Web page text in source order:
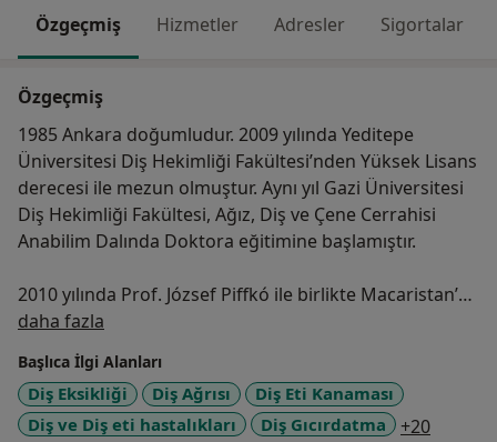
Özgeçmiş Hizmetler Adresler Sigortalar
Özgeçmiş
1985 Ankara doğumludur. 2009 yılında Yeditepe
Üniversitesi Diş Hekimliği Fakültesi’nden Yüksek Lisans
derecesi ile mezun olmuştur. Aynı yıl Gazi Üniversitesi
Diş Hekimliği Fakültesi, Ağız, Diş ve Çene Cerrahisi
Anabilim Dalında Doktora eğitimine başlamıştır.
2010 yılında Prof. József Piffkó ile birlikte Macaristan’da
University of Szeged, Oral and Maxillofacial Surgery
Departmanında ve 2013 yılında Amerika Birleşik
Devletleri’nde R. Bryan Bell, MD., DDS ve Eric J. Dierks,
MD., DMD ile birlikte Head and Neck Surgical
Associates, Legacy Emmanuel Medical Center’da Ağız,
daha fazla
Başlıca İlgi Alanları
Diş Eksikliği Diş Ağrısı
Diş Eti Kanaması
Diş ve Diş eti hastalıkları
Diş Gıcırdatma +20